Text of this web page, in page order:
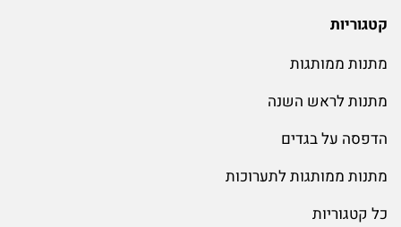
קטגוריות
מתנות ממותגות
מתנות לראש השנה
הדפסה על בגדים
מתנות ממותגות לתערוכות
כל קטגוריות